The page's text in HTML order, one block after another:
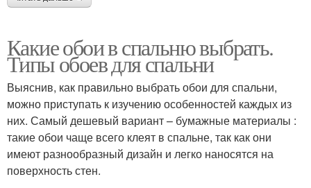
Какие обои в спальню выбрать.
Типы обоев для спальни
Выяснив, как правильно выбрать обои для спальни,
можно приступать к изучению особенностей каждых из
них. Самый дешевый вариант – бумажные материалы :
такие обои чаще всего клеят в спальне, так как они
имеют разнообразный дизайн и легко наносятся на
поверхность стен.